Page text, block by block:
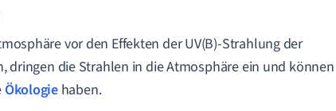
vor den Effekten der UV(B)-Strahlung der
dringen die Strahlen in die Atmosphäre ein und können
Ökologiehaben.